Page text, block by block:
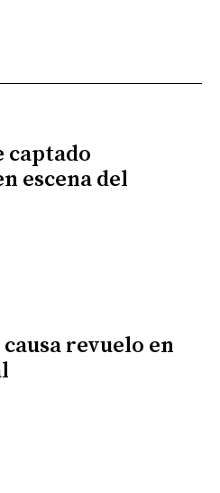
captado
escena del
revuelo en